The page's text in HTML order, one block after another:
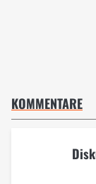
KOMMENTARE